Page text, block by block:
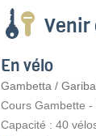
Venir
En vélo
Gambetta /
Cours Gambette
Capacité : 40